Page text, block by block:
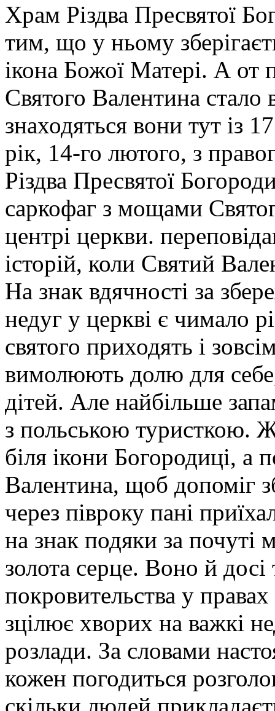
Храм Різдва Пресвятої
тим, що у ньому
ікона Божої Матері. А
Святого Валентина стало
знаходяться вони тут із
рік, 14-го лютого, з
Різдва Пресвятої
саркофаг з мощами
центрі церкви.
історій, коли Святий
На знак вдячності за
недуг у церкві є чимало
святого приходять і
вимолюють долю для себе,
дітей. Але найбільше
з польською туристкою.
біля ікони Богородиці, а
Валентина, щоб допоміг
через півроку пані
на знак подяки за почуті
золота серце. Воно й досі
покровительства у
зцілює хворих на важкі
розлади. За словами
кожен погодиться
скільки людей